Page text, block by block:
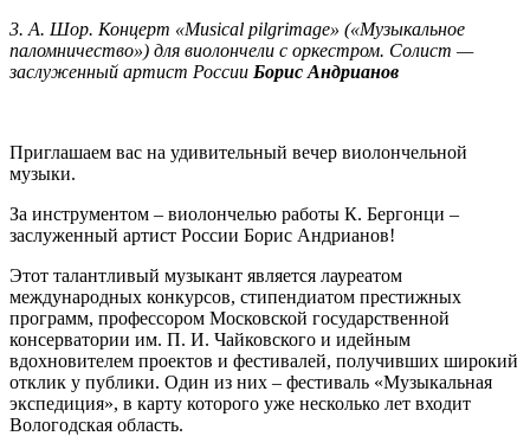
3. А. Шор. Концерт «Musical pilgrimage» («Музыкальное
паломничество») для виолончели с оркестром. Солист —
заслуженный артист России Борис Андрианов
Приглашаем вас на удивительный вечер виолончельной
музыки.
За инструментом – виолончелью работы К. Бергонци –
заслуженный артист России Борис Андрианов!
Этот талантливый музыкант является лауреатом
международных конкурсов, стипендиатом престижных
программ, профессором Московской государственной
консерватории им. П. И. Чайковского и идейным
вдохновителем проектов и фестивалей, получивших широкий
отклик у публики. Один из них – фестиваль «Музыкальная
экспедиция», в карту которого уже несколько лет входит
Вологодская область.